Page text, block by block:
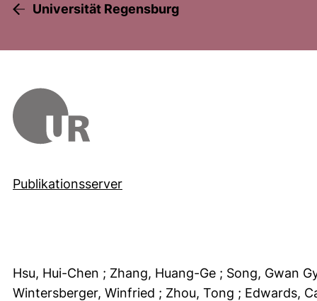
Universität Regensburg
Publikationsserver
Hsu, Hui-Chen ; Zhang, Huang-Ge ; Song, Gwan
Wintersberger, Winfried ; Zhou, Tong ; Edwards,